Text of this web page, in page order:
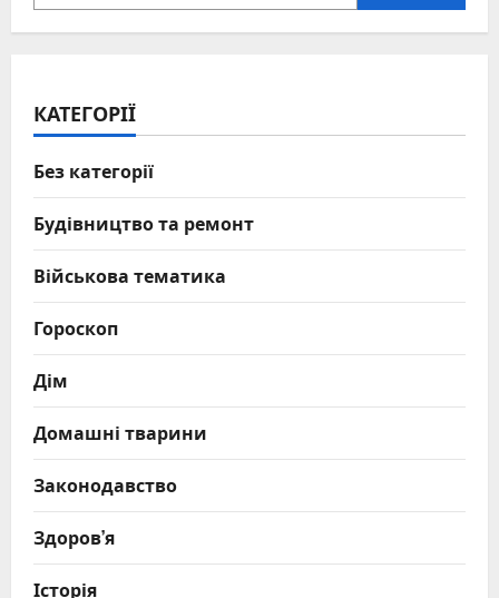
КАТЕГОРІЇ
Без категорії
Будівництво та ремонт
Військова тематика
Гороскоп
Дім
Домашні тварини
Законодавство
Здоров’я
Історія